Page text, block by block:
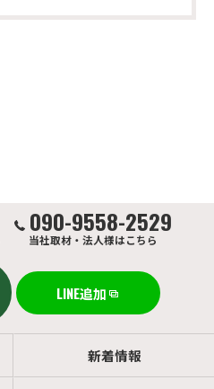
090-9558-2529
当社取材・法人様はこちら
LINE追加
新着情報